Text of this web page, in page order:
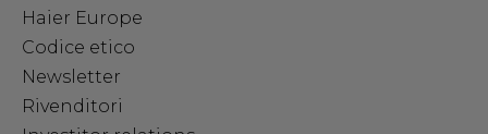
Haier Europe
Codice etico
Newsletter
Rivenditori